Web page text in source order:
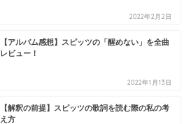
2022年2月2日
【アルバム感想】スピッツの「醒めない」を全曲
レビュー！
2022年1月13日
【解釈の前提】スピッツの歌詞を読む際の私の考
え方